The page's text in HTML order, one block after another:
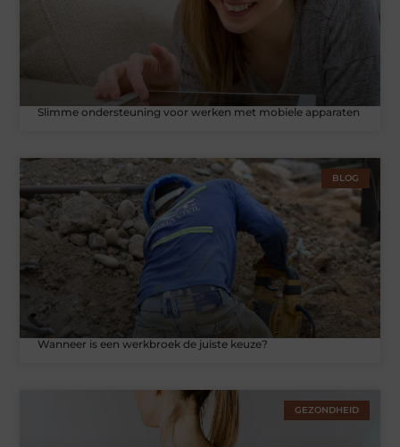
Slimme ondersteuning voor werken met mobiele apparaten
BLOG
Wanneer is een werkbroek de juiste keuze?
GEZONDHEID